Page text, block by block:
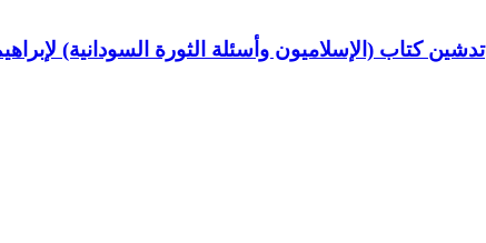
تدشين كتاب (الإسلاميون وأسئلة الثورة السودانية)